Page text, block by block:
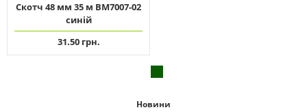
Скотч 48 мм 35 м ВМ7007-02
синій
31.50 грн.
Новини